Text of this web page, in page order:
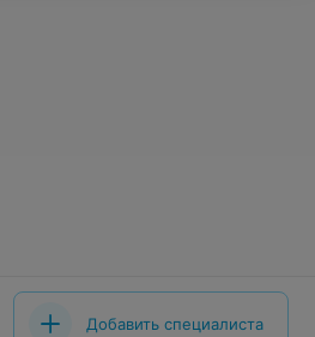
Добавить специалиста